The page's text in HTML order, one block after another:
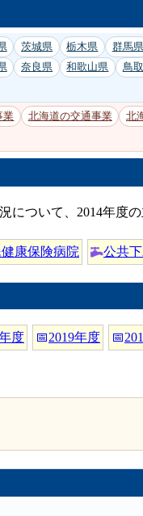
茨城県 栃木県 群馬県
奈良県 和歌山県 鳥
業 北海道の交通事業 北
について、2014年度
康保険病院 公共
度 📅2019年度 📅